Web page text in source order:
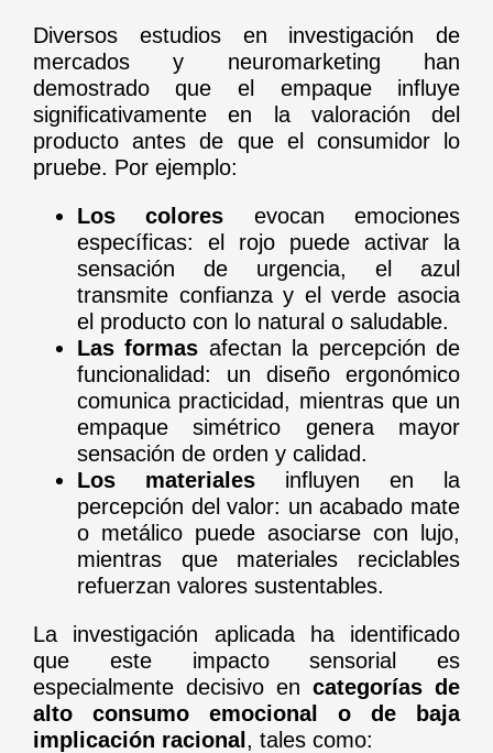
Diversos estudios en investigación de
mercados y neuromarketing han
demostrado que el empaque influye
significativamente en la valoración del
producto antes de que el consumidor lo
pruebe. Por ejemplo:
Los colores evocan emociones
específicas: el rojo puede activar la
sensación de urgencia, el azul
transmite confianza y el verde asocia
el producto con lo natural o saludable.
Las formas afectan la percepción de
funcionalidad: un diseño ergonómico
comunica practicidad, mientras que un
empaque simétrico genera mayor
sensación de orden y calidad.
Los materiales influyen en la
percepción del valor: un acabado mate
o metálico puede asociarse con lujo,
mientras que materiales reciclables
refuerzan valores sustentables.
La investigación aplicada ha identificado
que este impacto sensorial es
especialmente decisivo encategorías de
alto consumo emocional o de baja
implicación racional , tales como: